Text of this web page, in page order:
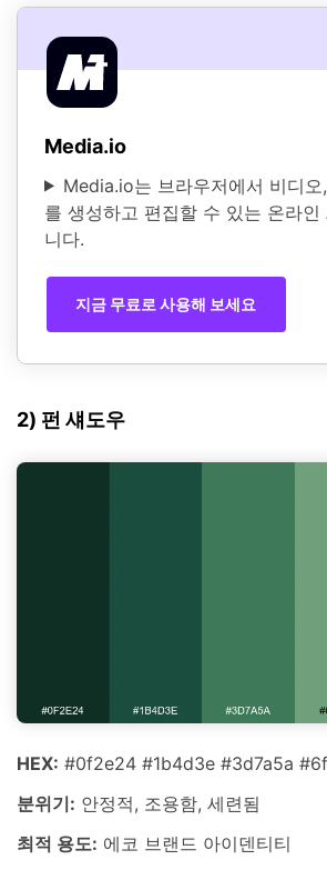
Media.io
Media.io는 브라우저에서 비디오
를 생성하고 편집할 수 있는 온라인
니다.
지금 무료로 사용해 보세요
2) 펀 섀도우
HEX: #0f2e24 #1b4d3e #3d7a5a
분위기: 안정적, 조용함, 세련됨
최적 용도: 에코 브랜드 아이덴티티